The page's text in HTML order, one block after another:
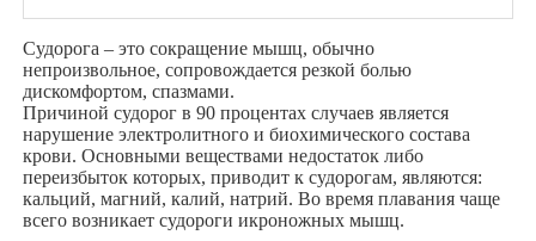
Судорога – это сокращение мышц, обычно
непроизвольное, сопровождается резкой болью
дискомфортом, спазмами.
Причиной судорог в 90 процентах случаев является
нарушение электролитного и биохимического состава
крови. Основными веществами недостаток либо
переизбыток которых, приводит к судорогам, являются:
кальций, магний, калий, натрий. Во время плавания чаще
всего возникает судороги икроножных мышц.